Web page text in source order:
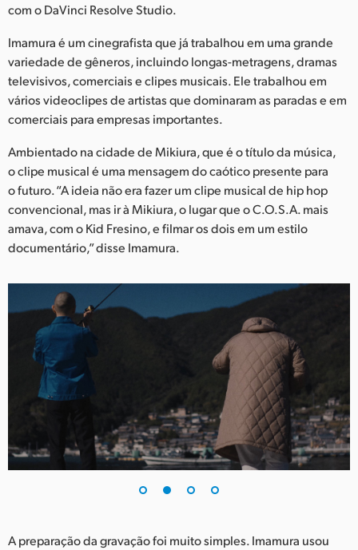
Mexico
Malaysia
Netherlands
New Zealand
Norway
Poland
Portugal
Singapore
South Africa
Spain
Sweden
Chinese Taipei
UAE
com o DaVinci Resolve Studio.
Imamura é um cinegrafista que já trabalhou em uma grande
variedade de gêneros, incluindo longas-metragens, dramas
televisivos, comerciais e clipes musicais. Ele trabalhou em
vários videoclipes de artistas que dominaram as paradas e em
comerciais para empresas importantes.
Ambientado na cidade de Mikiura, que é o título da música,
o clipe musical é uma mensagem do caótico presente para
o futuro. “A ideia não era fazer um clipe musical de hip hop
convencional, mas ir à Mikiura, o lugar que o C.O.S.A. mais
amava, com o Kid Fresino, e filmar os dois em um estilo
documentário,” disse Imamura.
A preparação da gravação foi muito simples. Imamura usou